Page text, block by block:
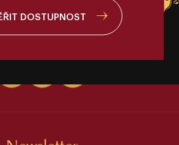
DOSTUPNOST